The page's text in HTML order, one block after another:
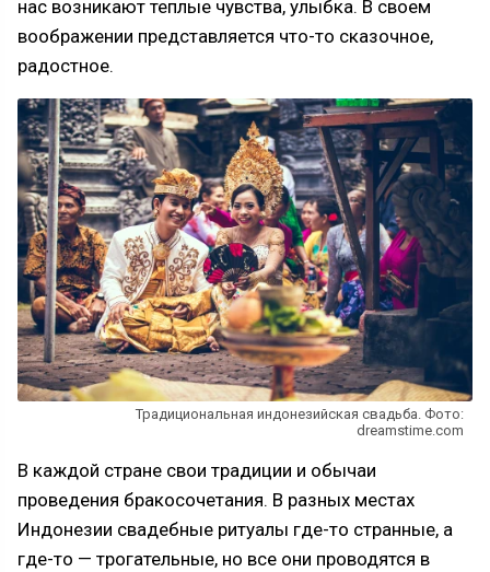
нас возникают теплые чувства, улыбка. В своем
воображении представляется что-то сказочное,
радостное.
Традициональная индонезийская свадьба. Фото:
dreamstime.com
В каждой стране свои традиции и обычаи
проведения бракосочетания. В разных местах
Индонезии свадебные ритуалы где-то странные, а
где-то — трогательные, но все они проводятся в